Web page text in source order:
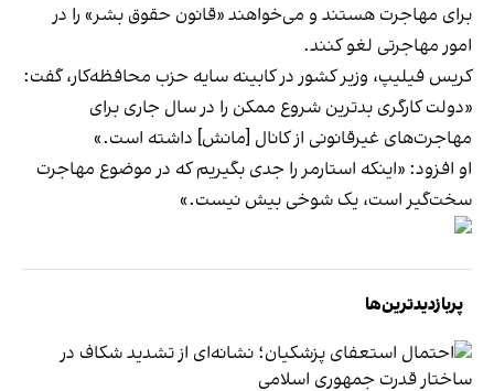
برای مهاجرت هستند و می‌خواهند «قانون حقوق بشر» را در
امور مهاجرتی لغو کنند.
کریس فیلیپ، وزیر کشور در کابینه سایه حزب محافظه‌کار، گفت:
«دولت کارگری بدترین شروع ممکن را در سال جاری برای
مهاجرت‌های غیرقانونی از کانال [مانش] داشته است.»
او افزود: «اینکه استارمر را جدی بگیریم که در موضوع مهاجرت
سخت‌گیر است، یک شوخی بیش نیست.»
پربازدیدترین‌ها